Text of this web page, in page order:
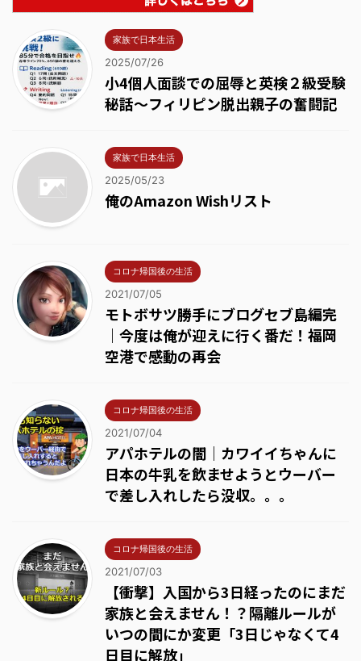
家族で日本生活
2025/07/26
小4個人面談での屈辱と英検２級受験
秘話～フィリピン脱出親子の奮闘記
家族で日本生活
2025/05/23
俺のAmazon Wishリスト
コロナ帰国後の生活
2021/07/05
モトボサツ勝手にブログセブ島編完
｜今度は俺が迎えに行く番だ！福岡
空港で感動の再会
コロナ帰国後の生活
2021/07/04
アパホテルの闇｜カワイイちゃんに
日本の牛乳を飲ませようとウーバー
で差し入れしたら没収。。。
コロナ帰国後の生活
2021/07/03
【衝撃】入国から3日経ったのにまだ
家族と会えません！？隔離ルールが
いつの間にか変更「3日じゃなくて4
日目に解放」